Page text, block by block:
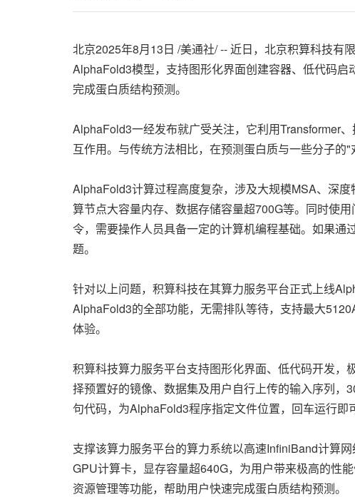
北京2025年8月13日 /美通社/ -- 近日，北京积算科技有
AlphaFold3模型，支持图形化界面创建容器、低代码
完成蛋白质结构预测。
AlphaFold3一经发布就广受关注，它利用Transformer
互作用。与传统方法相比，在预测蛋白质与一些分子的
AlphaFold3计算过程高度复杂，涉及大规模MSA、深
算节点大容量内存、数据存储容量超700G等。同时使
令，需要操作人员具备一定的计算机编程基础。如果
题。
针对以上问题，积算科技在其算力服务平台正式上线
AlphaFold3的全部功能，无需排队等待，支持最大
体验。
积算科技算力服务平台支持图形化界面、低代码开发
择预置好的镜像、数据集及用户自行上传的输入序列
句代码，为AlphaFold3程序指定文件位置，回车运行即
支撑该算力服务平台的算力系统以高速InfiniBand计算
GPU计算卡，显存容量超640G，为用户带来极高的性
资源管理等功能，帮助用户快速完成蛋白质结构预测。